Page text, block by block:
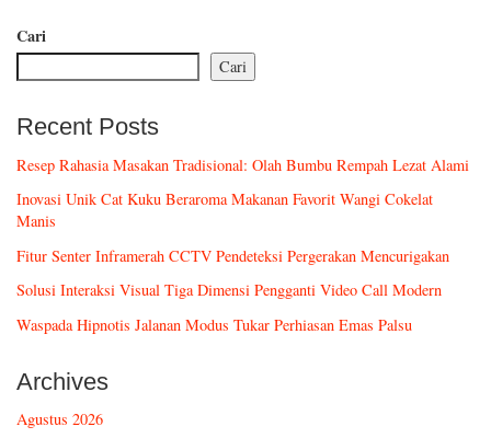
Cari
Cari
Recent Posts
Resep Rahasia Masakan Tradisional: Olah Bumbu Rempah Lezat Alami
Inovasi Unik Cat Kuku Beraroma Makanan Favorit Wangi Cokelat
Manis
Fitur Senter Inframerah CCTV Pendeteksi Pergerakan Mencurigakan
Solusi Interaksi Visual Tiga Dimensi Pengganti Video Call Modern
Waspada Hipnotis Jalanan Modus Tukar Perhiasan Emas Palsu
Archives
Agustus 2026